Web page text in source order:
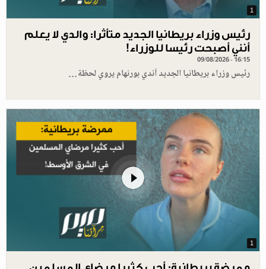
1
رئيس وزراء بريطانيا الجديد متأثرا: والدي لا يعلم
أنني أصبحت رئيسا للوزراء!
09/08/2026 - 16:15
رئيس وزراء بريطانيا الجديد آندي بورنهام يروي لحظة…
1